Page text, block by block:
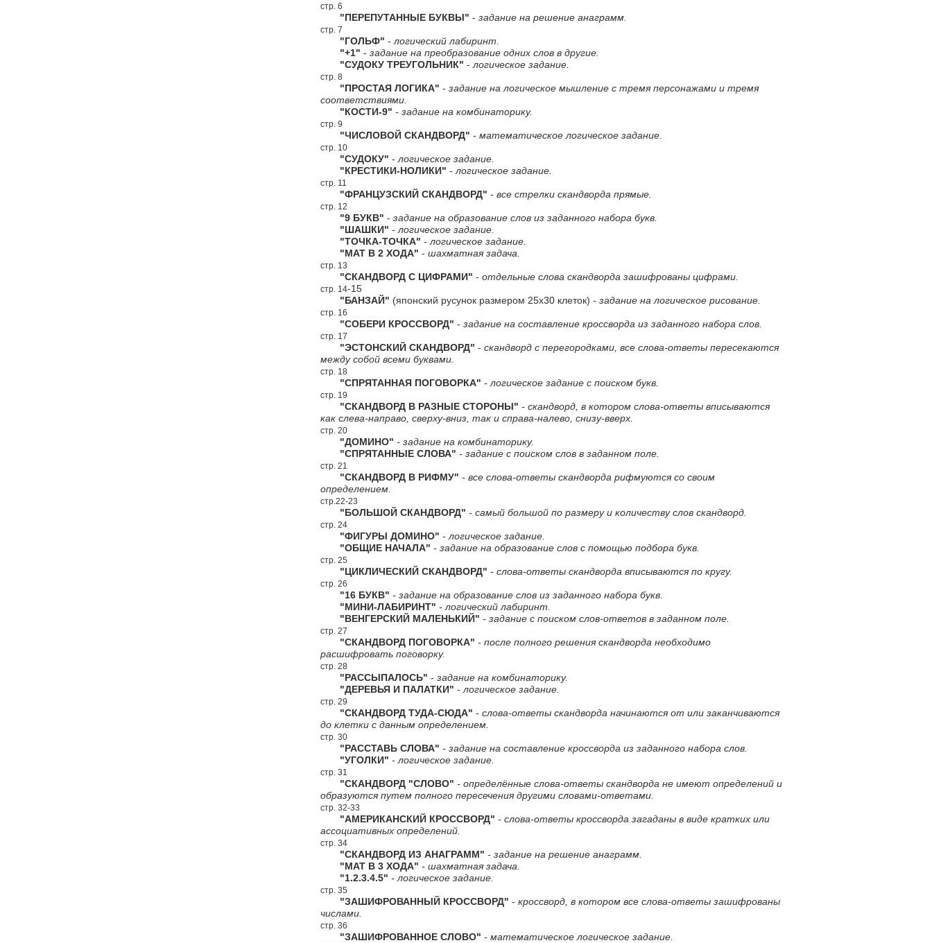
стр. 6
"ПЕРЕПУТАННЫЕ БУКВЫ" - задание на решение анаграмм.
стр. 7
"ГОЛЬФ" - логический лабиринт.
"+1" - задание на преобразование одних слов в другие.
"СУДОКУ ТРЕУГОЛЬНИК" - логическое задание.
стр. 8
"ПРОСТАЯ ЛОГИКА" - задание на логическое мышление с тремя персонажами и тремя
соответствиями.
"КОСТИ-9" - задание на комбинаторику.
стр. 9
"ЧИСЛОВОЙ СКАНДВОРД" - математическое логическое задание.
стр. 10
"СУДОКУ" - логическое задание.
"КРЕСТИКИ-НОЛИКИ" - логическое задание.
стр. 11
"ФРАНЦУЗСКИЙ СКАНДВОРД" - все стрелки скандворда прямые.
стр. 12
"9 БУКВ" - задание на образование слов из заданного набора букв.
"ШАШКИ" - логическое задание.
"ТОЧКА-ТОЧКА" - логическое задание.
"МАТ В 2 ХОДА" - шахматная задача.
стр. 13
"СКАНДВОРД С ЦИФРАМИ" - отдельные слова скандворда зашифрованы цифрами.
стр. 14-15
"БАНЗАЙ" (японский русунок размером 25х30 клеток) - задание на логическое рисование.
стр. 16
"СОБЕРИ КРОССВОРД" - задание на составление кроссворда из заданного набора слов.
стр. 17
"ЭСТОНСКИЙ СКАНДВОРД" - скандворд с перегородками, все слова-ответы пересекаются
между собой всеми буквами.
стр. 18
"СПРЯТАННАЯ ПОГОВОРКА" - логическое задание с поиском букв.
стр. 19
"СКАНДВОРД В РАЗНЫЕ СТОРОНЫ" - скандворд, в котором слова-ответы вписываются
как слева-направо, сверху-вниз, так и справа-налево, снизу-вверх.
стр. 20
"ДОМИНО" - задание на комбинаторику.
"СПРЯТАННЫЕ СЛОВА" - задание с поиском слов в заданном поле.
стр. 21
"СКАНДВОРД В РИФМУ" - все слова-ответы скандворда рифмуются со своим
определением.
стр.22-23
"БОЛЬШОЙ СКАНДВОРД" - самый большой по размеру и количеству слов скандворд.
стр. 24
"ФИГУРЫ ДОМИНО" - логическое задание.
"ОБЩИЕ НАЧАЛА" - задание на образование слов с помощью подбора букв.
стр. 25
"ЦИКЛИЧЕСКИЙ СКАНДВОРД" - слова-ответы скандворда вписываются по кругу.
стр. 26
"16 БУКВ" - задание на образование слов из заданного набора букв.
"МИНИ-ЛАБИРИНТ" - логический лабиринт.
"ВЕНГЕРСКИЙ МАЛЕНЬКИЙ" - задание с поиском слов-ответов в заданном поле.
стр. 27
"СКАНДВОРД ПОГОВОРКА" - после полного решения скандворда необходимо
расшифровать поговорку.
стр. 28
"РАССЫПАЛОСЬ" - задание на комбинаторику.
"ДЕРЕВЬЯ И ПАЛАТКИ" - логическое задание.
стр. 29
"СКАНДВОРД ТУДА-СЮДА" - слова-ответы скандворда начинаются от или заканчиваются
до клетки с данным определением.
стр. 30
"РАССТАВЬ СЛОВА" - задание на составление кроссворда из заданного набора слов.
"УГОЛКИ" - логическое задание.
стр. 31
"СКАНДВОРД "СЛОВО" - определённые слова-ответы скандворда не имеют определений и
образуются путем полного пересечения другими словами-ответами.
стр. 32-33
"АМЕРИКАНСКИЙ КРОССВОРД" - слова-ответы кроссворда загаданы в виде кратких или
ассоциативных определений.
стр. 34
"СКАНДВОРД ИЗ АНАГРАММ" - задание на решение анаграмм.
"МАТ В 3 ХОДА" - шахматная задача.
"1.2.3.4.5" - логическое задание.
стр. 35
"ЗАШИФРОВАННЫЙ КРОССВОРД" - кроссворд, в котором все слова-ответы зашифрованы
числами.
стр. 36
"ЗАШИФРОВАННОЕ СЛОВО" - математическое логическое задание.